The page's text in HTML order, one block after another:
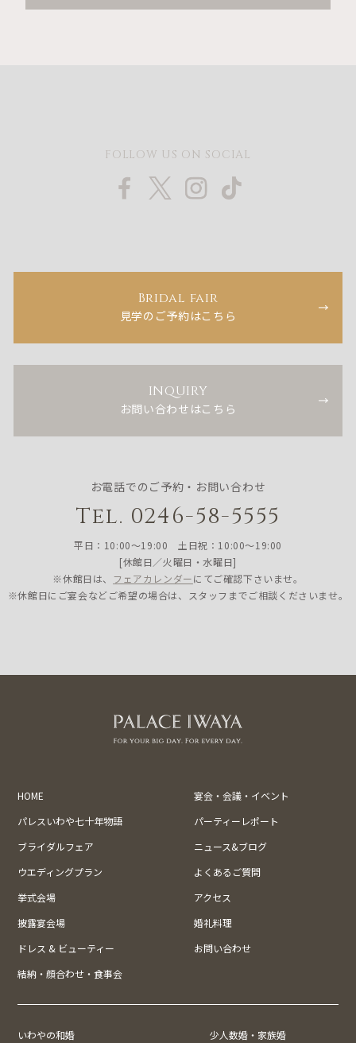
FOLLOW US ON SOCIAL
Bridal fair
見学のご予約はこちら
INQUIRY
お問い合わせはこちら
お電話でのご予約・お問い合わせ
Tel. 0246-58-5555
平日：10:00〜19:00 土日祝：10:00〜19:00
[休館日／火曜日・水曜日]
※休館日は、 フェアカレンダーにてご確認下さいませ。
※休館日にご宴会などご希望の場合は、スタッフまでご相談くださいませ。
HOME
宴会・会議・イベント
パレスいわや七十年物語
パーティーレポート
ブライダルフェア
ニュース&ブログ
ウエディングプラン
よくあるご質問
挙式会場
アクセス
披露宴会場
婚礼料理
ドレス & ビューティー
お問い合わせ
結納・顔合わせ・食事会
いわやの和婚 少人数婚・家族婚